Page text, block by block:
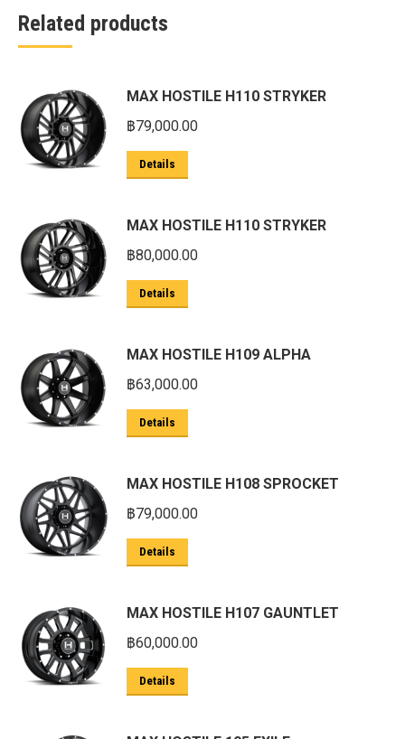
Related products
MAX HOSTILE H110 STRYKER
฿79,000.00
Details
MAX HOSTILE H110 STRYKER
฿80,000.00
Details
MAX HOSTILE H109 ALPHA
฿63,000.00
Details
MAX HOSTILE H108 SPROCKET
฿79,000.00
Details
MAX HOSTILE H107 GAUNTLET
฿60,000.00
Details